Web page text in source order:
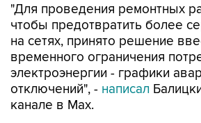
"Для проведения ремонтных
чтобы предотвратить более
на сетях, принято решение
временного ограничения
электроэнергии - графики
отключений", - написал
канале в Max.